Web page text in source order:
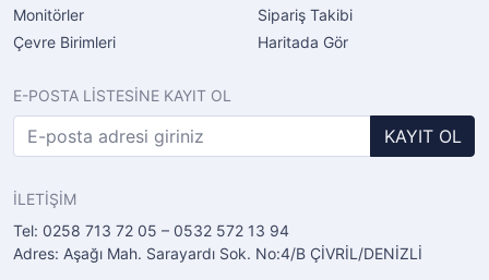
Monitörler
Çevre Birimleri
Sipariş Takibi
Haritada Gör
E-POSTA LİSTESİNE KAYIT OL
KAYIT OL
İLETİŞİM
Tel: 0258 713 72 05 – 0532 572 13 94
Adres: Aşağı Mah. Sarayardı Sok. No:4/B ÇİVRİL/DENİZLİ